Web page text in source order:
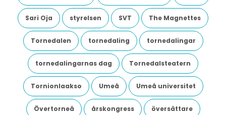
Sari Oja styrelsen SVT The Magnettes
Tornedalen tornedaling tornedalingar
tornedalingarnas dag Tornedalsteatern
Tornionlaakso Umeå Umeå universitet
Övertorneå årskongress översättare